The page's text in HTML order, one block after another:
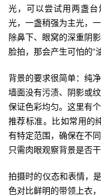
光，可以尝试用两盏
光，一盏稍强为主光，
除鼻下、眼窝的深重阴
脸拍，那会产生可怕的“
背景的要求很简单：纯
墙面没有污渍、阴影或
保证色彩均匀。这里有
推荐标准。比如常用的
有特定范围，确保在不
只需肉眼观察背景是否
拍摄时的仪态和表情，
色对比鲜明的带领上衣